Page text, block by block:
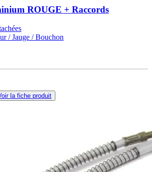
ROUGE + Raccords
/ Jauge / Bouchon
la fiche produit